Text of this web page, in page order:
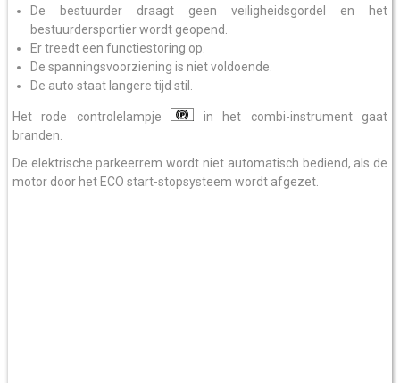
De bestuurder draagt geen veiligheidsgordel en het
bestuurdersportier wordt geopend.
Er treedt een functiestoring op.
De spanningsvoorziening is niet voldoende.
De auto staat langere tijd stil.
Het rode controlelampje
in het combi-instrument gaat
branden.
De elektrische parkeerrem wordt niet automatisch bediend, als de
motor door het ECO start-stopsysteem wordt afgezet.